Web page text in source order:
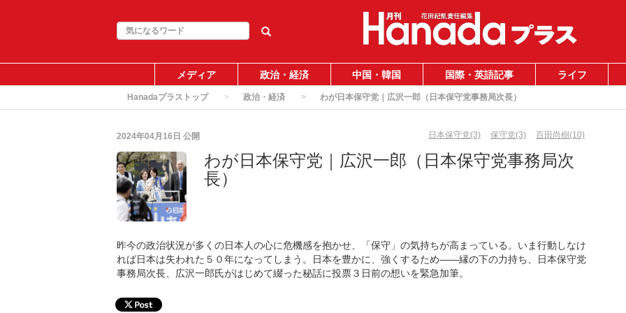
メディア 政治・経済 中国・韓国 国際・英語記事 ライフ
Hanadaプラストップ 政治・経済 わが日本保守党｜広沢一郎（日本保守党事務局次長）
2024年04月16日 公開 日本保守党(3) 保守党(3) 百田尚樹(10)
わが日本保守党｜広沢一郎（日本保守党事務局次
長）
昨今の政治状況が多くの日本人の心に危機感を抱かせ、「保守」の気持ちが高まっている。いま行動しなけ
れば日本は失われた５０年になってしまう。日本を豊かに、強くするため――縁の下の力持ち、日本保守党
事務局次長、広沢一郎氏がはじめて綴った秘話に投票３日前の想いを緊急加筆。